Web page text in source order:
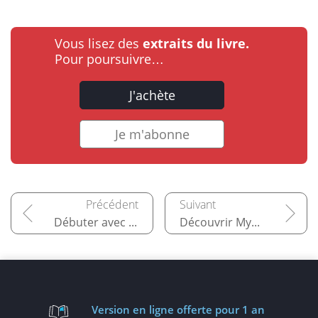
Vous lisez des extraits du livre.
Pour poursuivre…
J'achète
Je m'abonne
Débuter avec Apache Découvrir MySQL
Version en ligne offerte pour 1 an